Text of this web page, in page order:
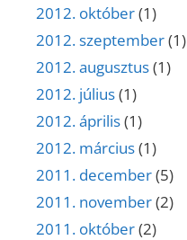
2012. október(1)
2012. szeptember(1)
2012. augusztus(1)
2012. július(1)
2012. április(1)
2012. március(1)
2011. december(5)
2011. november(2)
2011. október(2)